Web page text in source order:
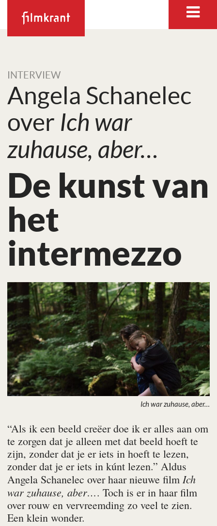
INTERVIEW
Angela Schanelec
over Ich war
zuhause, aber…
De kunst van
het
intermezzo
Ich war zuhause, aber…
“Als ik een beeld creëer doe ik er alles aan om
te zorgen dat je alleen met dat beeld hoeft te
zijn, zonder dat je er iets in hoeft te lezen,
zonder dat je er iets in kúnt lezen.” Aldus
Angela Schanelec over haar nieuwe film Ich
war zuhause, aber…. Toch is er in haar film
over rouw en vervreemding zo veel te zien.
Een klein wonder.